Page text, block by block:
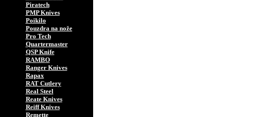
Piratech
PMP Knives
Poikilo
Pouzdra na nože
Pro Tech
Quartermaster
QSP Knife
RAMBO
Ranger Knives
Rapax
RAT Cutlery
Real Steel
Reate Knives
Reiff Knives
Remette